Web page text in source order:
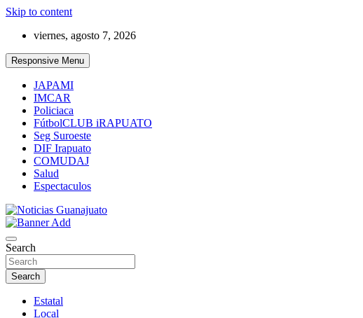
Skip to content
viernes, agosto 7, 2026
Responsive Menu
JAPAMI
IMCAR
Policiaca
FútbolCLUB iRAPUATO
Seg Suroeste
DIF Irapuato
COMUDAJ
Salud
Espectaculos
Noticias Guanajuato
Search
Search
Estatal
Local